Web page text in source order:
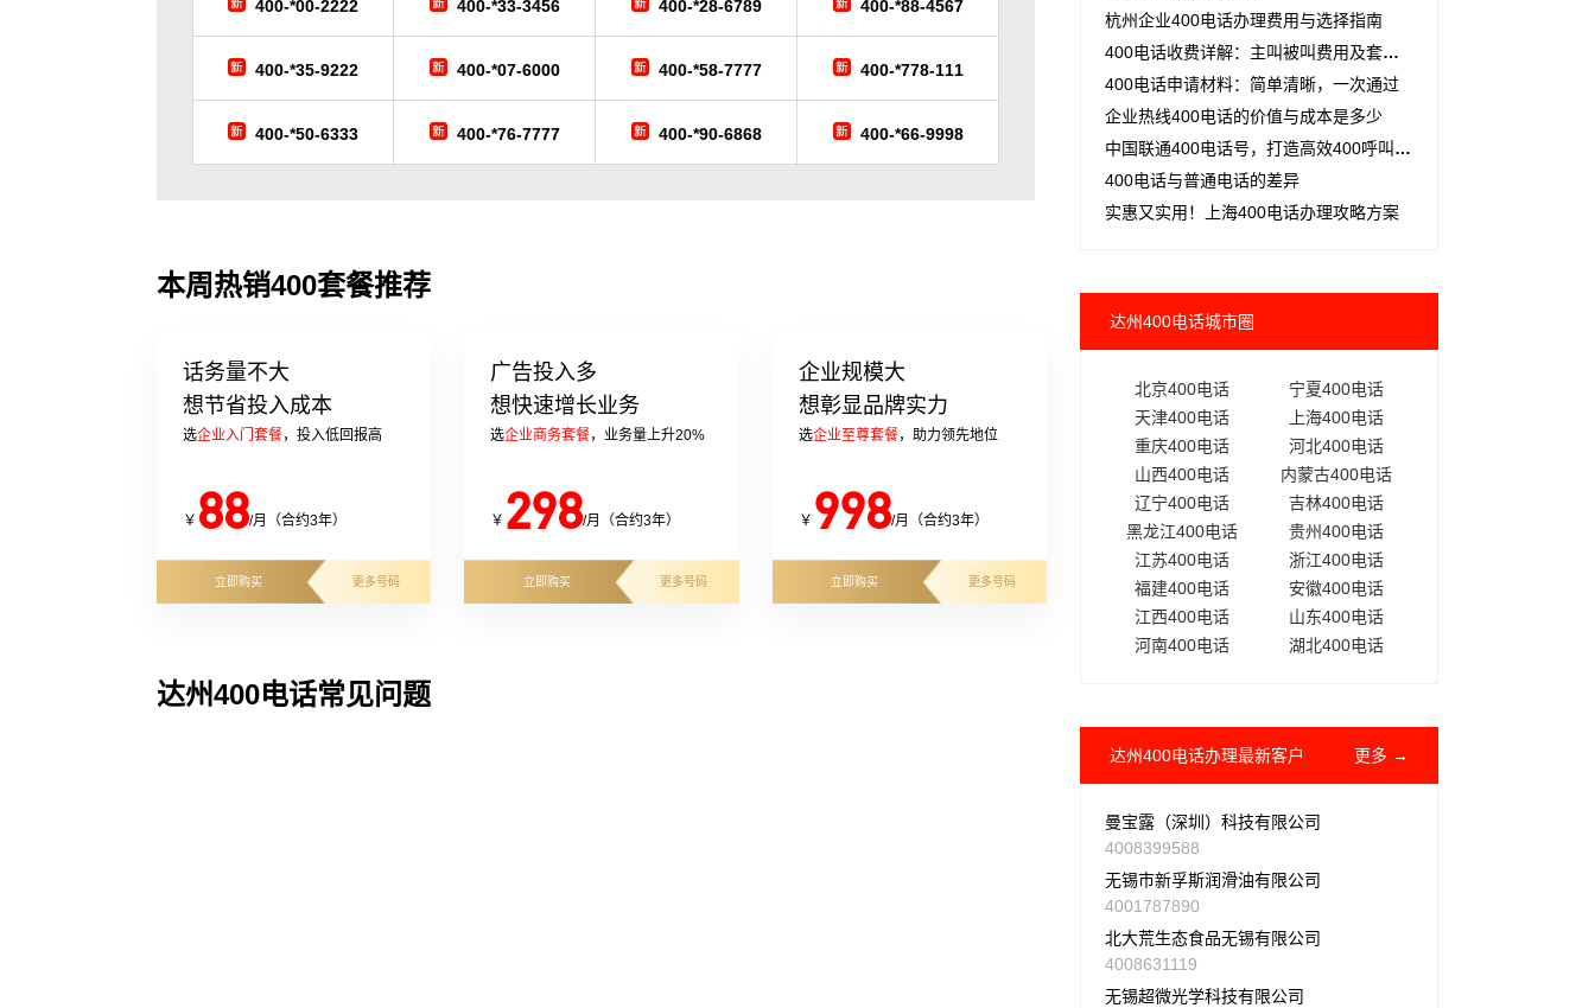
400-*00-2222 400-*33-3456 400-*28-6789 400-*88-4567
400-*35-9222 400-*07-6000 400-*58-7777 400-*778-111
400-*50-6333 400-*76-7777 400-*90-6868 400-*66-9998
本周热销400套餐推荐
话务量不大
想节省投入成本
选企业入门套餐，投入低回报高
￥ 88/月（合约3年）
立即购买 更多号码
广告投入多
想快速增长业务
选企业商务套餐，业务量上升20%
￥ 298/月（合约3年）
立即购买 更多号码
企业规模大
想彰显品牌实力
选企业至尊套餐，助力领先地位
￥ 998/月（合约3年）
立即购买 更多号码
达州400电话常见问题
杭州企业400电话办理费用与选择指南
400电话收费详解：主叫被叫费用及套餐选择指南
400电话申请材料：简单清晰，一次通过
企业热线400电话的价值与成本是多少
中国联通400电话号，打造高效400呼叫中心
400电话与普通电话的差异
实惠又实用！上海400电话办理攻略方案
达州400电话城市圈
北京400电话
宁夏400电话
天津400电话
上海400电话
重庆400电话
河北400电话
山西400电话
内蒙古400电话
辽宁400电话
吉林400电话
黑龙江400电话
贵州400电话
江苏400电话
浙江400电话
福建400电话
安徽400电话
江西400电话
山东400电话
河南400电话
湖北400电话
达州400电话办理最新客户 更多 →
曼宝露（深圳）科技有限公司
4008399588
无锡市新孚斯润滑油有限公司
4001787890
北大荒生态食品无锡有限公司
4008631119
无锡超微光学科技有限公司